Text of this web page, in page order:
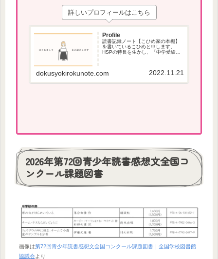
詳しいプロフィールはこちら
Profile
読書記録ノート【こひめ家の本棚】
を書いているこひめと申します。
HSPの特長を生かし、「中学受験」
dokusyokirokunote.com 2022.11.21
2026年第72回青少年読書感想文全国コ
ンクール課題図書
画像は第72回青少年読書感想文全国コンクール課題図書｜全国学校図書館
協議会より